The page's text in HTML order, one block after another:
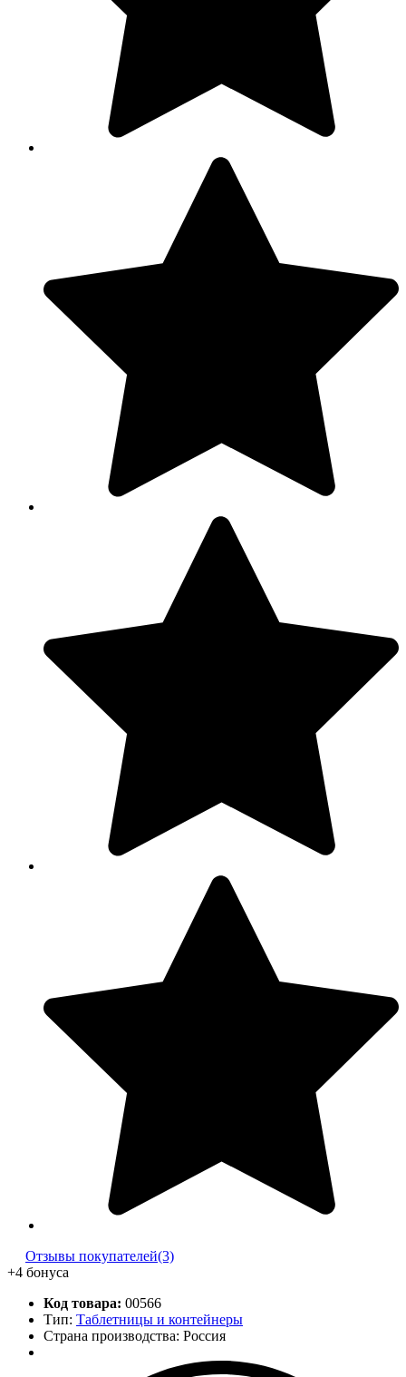
Отзывы покупателей(3)
+4 бонуса
Код товара: 00566
Тип: Таблетницы и контейнеры
Страна производства: Россия